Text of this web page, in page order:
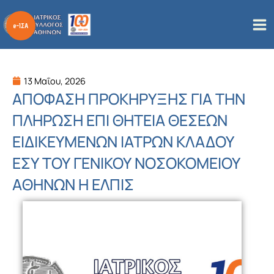
στο
περιεχόμενο
13 Μαΐου, 2026
ΑΠΟΦΑΣΗ ΠΡΟΚΗΡΥΞΗΣ ΓΙΑ ΤΗΝ
ΠΛΗΡΩΣΗ ΕΠΙ ΘΗΤΕΙΑ ΘΕΣΕΩΝ
ΕΙΔΙΚΕΥΜΕΝΩΝ ΙΑΤΡΩΝ ΚΛΑΔΟΥ
ΕΣΥ ΤΟΥ ΓΕΝΙΚΟΥ ΝΟΣΟΚΟΜΕΙΟΥ
ΑΘΗΝΩΝ Η ΕΛΠΙΣ